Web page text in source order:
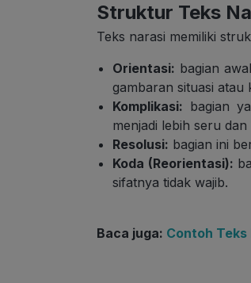
Struktur Teks
Teks narasi memiliki
Orientasi: bagian
gambaran situasi atau
Komplikasi: bagian
menjadi lebih seru dan
Resolusi: bagian ini
Koda (Reorientasi):
sifatnya tidak wajib.
Baca juga: Contoh